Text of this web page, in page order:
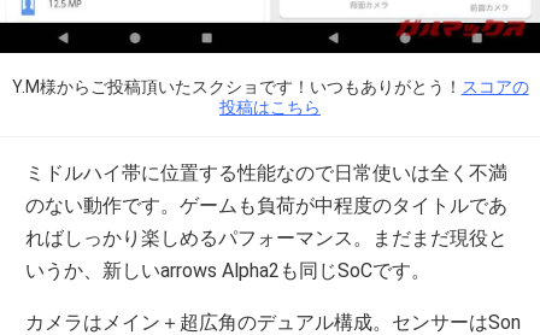
Y.M様からご投稿頂いたスクショです！いつもありがとう！ スコアの
投稿はこちら
ミドルハイ帯に位置する性能なので日常使いは全く不満
のない動作です。ゲームも負荷が中程度のタイトルであ
ればしっかり楽しめるパフォーマンス。まだまだ現役と
いうか、新しいarrows Alpha2も同じSoCです。
カメラはメイン＋超広角のデュアル構成。センサーはSon